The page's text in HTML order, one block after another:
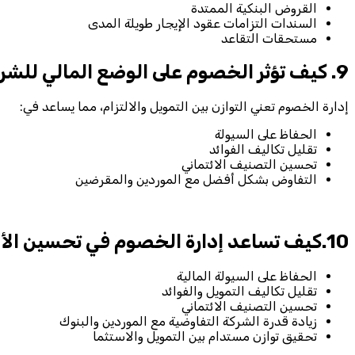
القروض البنكية الممتدة
السندات التزامات عقود الإيجار طويلة المدى
مستحقات التقاعد
9. كيف تؤثر الخصوم على الوضع المالي للشركة؟
إدارة الخصوم تعني التوازن بين التمويل والالتزام، مما يساعد في:
الحفاظ على السيولة
تقليل تكاليف الفوائد
تحسين التصنيف الائتماني
التفاوض بشكل أفضل مع الموردين والمقرضين
10.كيف تساعد إدارة الخصوم في تحسين الأداء المالي؟
الحفاظ على السيولة المالية
تقليل تكاليف التمويل والفوائد
تحسين التصنيف الائتماني
زيادة قدرة الشركة التفاوضية مع الموردين والبنوك
تحقيق توازن مستدام بين التمويل والاستثما